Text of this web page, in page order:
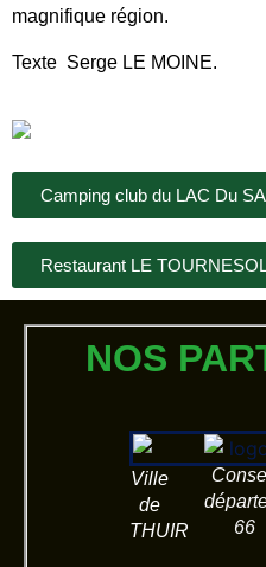
magnifique région.
Texte Serge LE MOINE.
Camping club du LAC Du
Restaurant LE
NOS
Ville
de
THUIR
66